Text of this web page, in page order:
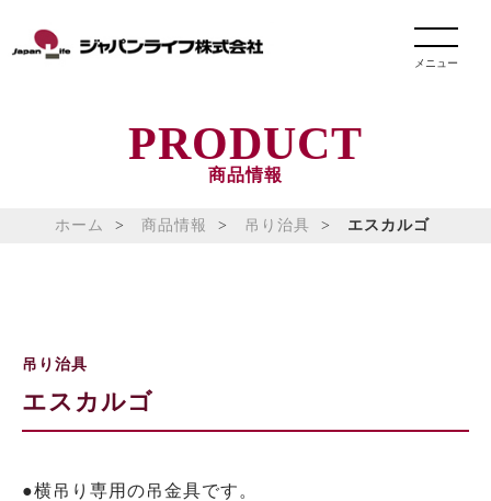
メニュー
PRODUCT
商品情報
ホーム 商品情報 吊り治具 エスカルゴ
吊り治具
エスカルゴ
●横吊り専用の吊金具です。